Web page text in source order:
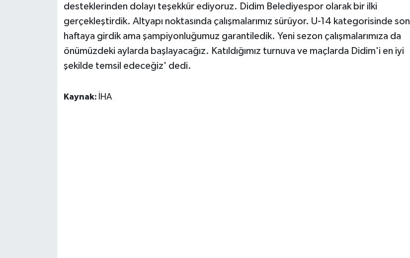
desteklerinden dolayı teşekkür ediyoruz. Didim Belediyespor olarak bir ilki
gerçekleştirdik. Altyapı noktasında çalışmalarımız sürüyor. U-14 kategorisinde son
haftaya girdik ama şampiyonluğumuz garantiledik. Yeni sezon çalışmalarımıza da
önümüzdeki aylarda başlayacağız. Katıldığımız turnuva ve maçlarda Didim'i en iyi
şekilde temsil edeceğiz' dedi.
Kaynak: İHA